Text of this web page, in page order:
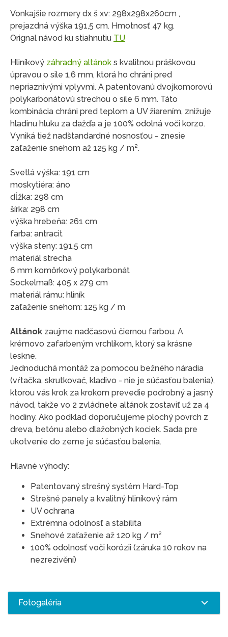
Vonkajšie rozmery dx š xv: 298x298x260cm ,
prejazdná výška 191,5 cm. Hmotnosť 47 kg.
Orignal návod ku stiahnutiu TU
Hliníkový záhradný altánok s kvalitnou práškovou
úpravou o sile 1,6 mm, ktorá ho chráni pred
nepriaznivými vplyvmi. A patentovanú dvojkomorovú
polykarbonátovú strechou o sile 6 mm. Táto
kombinácia chráni pred teplom a UV žiarením, znižuje
hladinu hluku za dažďa a je 100% odolná voči korzo.
Vyniká tiež nadštandardné nosnosťou - znesie
zaťaženie snehom až 125 kg / m².
Svetlá výška: 191 cm
moskytiéra: áno
dĺžka: 298 cm
šírka: 298 cm
výška hrebeňa: 261 cm
farba: antracit
výška steny: 191,5 cm
materiál strecha
6 mm komôrkový polykarbonát
Sockelmaß: 405 x 279 cm
materiál rámu: hliník
zaťaženie snehom: 125 kg / m
Altánok zaujme nadčasovú čiernou farbou. A
krémovo zafarbeným vrchlíkom, ktorý sa krásne
leskne.
Jednoduchá montáž za pomocou bežného náradia
(vŕtačka, skrutkovač, kladivo - nie je súčasťou balenia),
ktorou vás krok za krokom prevedie podrobný a jasný
návod, takže vo 2 zvládnete altánok zostaviť už za 4
hodiny. Ako podklad doporučujeme plochý povrch z
dreva, betónu alebo dlažobných kociek. Sada pre
ukotvenie do zeme je súčasťou balenia.
Hlavné výhody:
Patentovaný strešný systém Hard-Top
Strešné panely a kvalitný hliníkový rám
UV ochrana
Extrémna odolnosť a stabilita
Snehové zaťaženie až 120 kg / m²
100% odolnosť voči korózii (záruka 10 rokov na
nezrezivění)
Fotogaléria